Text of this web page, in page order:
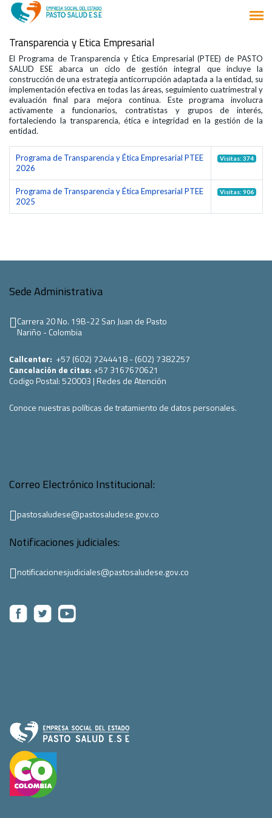
Transparencia y Etica Empresarial
El Programa de Transparencia y Ética Empresarial (PTEE) de PASTO
SALUD ESE abarca un ciclo de gestión integral que incluye la
construcción de una estrategia anticorrupción adaptada a la entidad, su
implementación efectiva en todas las áreas, seguimiento cuatrimestral y
evaluación final para mejora continua. Este programa involucra
activamente a funcionarios, contratistas y grupos de interés,
fortaleciendo la transparencia, ética e integridad en la gestión de la
entidad.
Programa de Transparencia y Ética Empresarial PTEE
2026
Visitas: 374
Programa de Transparencia y Ética Empresarial PTEE
2025
Visitas: 906
Sede Administrativa
Carrera 20 No. 19B-22 San Juan de Pasto
Nariño - Colombia
Callcenter: +57 (602) 7244418 - (602) 7382257
Cancelación de citas: +57 3167670621
Codigo Postal:520003 | Redes de Atención
Conoce nuestras políticas de tratamiento de datos personales.
Correo Electrónico Institucional:
pastosaludese@pastosaludese.gov.co
Notificaciones judiciales:
notificacionesjudiciales@pastosaludese.gov.co